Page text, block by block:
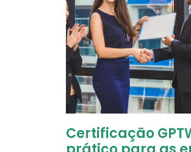
Certificação